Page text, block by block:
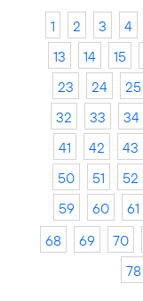
1 2 3 4
13
14 15
23
24 25
32
33 34
41
42 43
50
51 52
59
60 61
68
69 70
78